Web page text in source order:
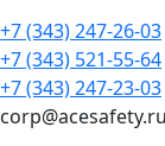
+7 (343) 247-26-03
+7 (343) 521-55-64
+7 (343) 247-23-03
corp@acesafety.ru